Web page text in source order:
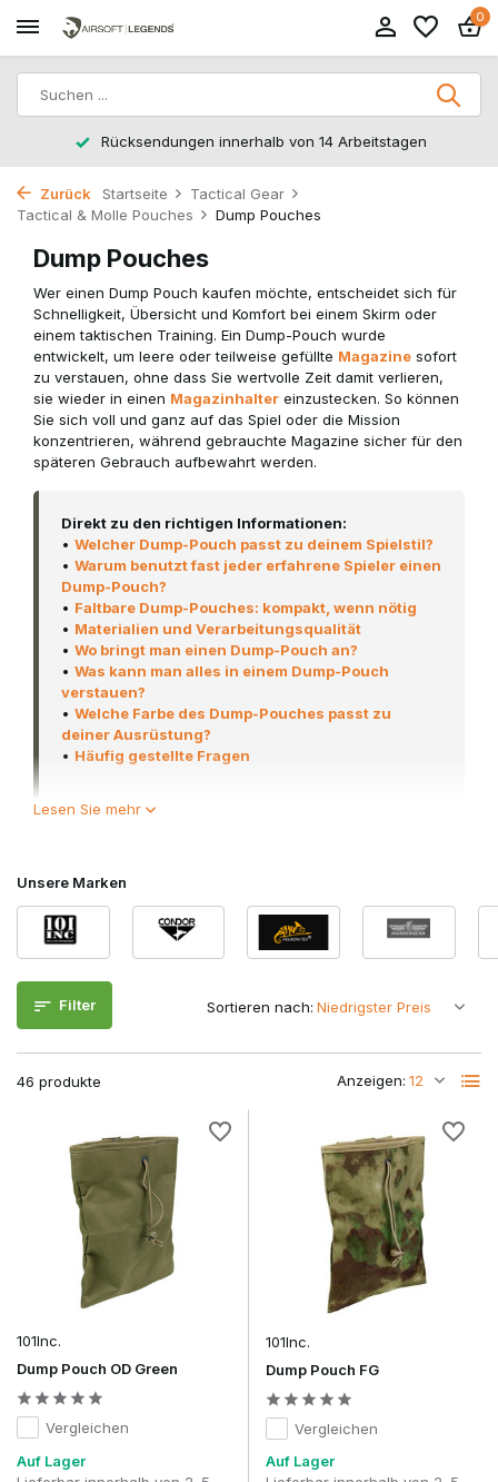
0
Rücksendungen innerhalb von 14 Arbeitstagen
Zurück Startseite
Tactical Gear
Tactical & Molle Pouches
Dump Pouches
Dump Pouches
Wer einen Dump Pouch kaufen möchte, entscheidet sich für
Schnelligkeit, Übersicht und Komfort bei einem Skirm oder
einem taktischen Training. Ein Dump-Pouch wurde
entwickelt, um leere oder teilweise gefüllte Magazine sofort
zu verstauen, ohne dass Sie wertvolle Zeit damit verlieren,
sie wieder in einen Magazinhalter einzustecken. So können
Sie sich voll und ganz auf das Spiel oder die Mission
konzentrieren, während gebrauchte Magazine sicher für den
späteren Gebrauch aufbewahrt werden.
Direkt zu den richtigen Informationen:
• Welcher Dump-Pouch passt zu deinem Spielstil?
• Warum benutzt fast jeder erfahrene Spieler einen
Dump-Pouch?
• Faltbare Dump-Pouches: kompakt, wenn nötig
• Materialien und Verarbeitungsqualität
• Wo bringt man einen Dump-Pouch an?
• Was kann man alles in einem Dump-Pouch
verstauen?
• Welche Farbe des Dump-Pouches passt zu
deiner Ausrüstung?
• Häufig gestellte Fragen
nur für leere Magazine, sondern auch für andere
Ausrüstungsgegenstände, die man vorübergehend schnell
verstauen möchte. Dazu gehören beispielsweise
Speedloader
Handschuhe
, eine leere BB-Flasche oder
nicht in einer festen Tasche verstauen möchte. Dank der
modularen MOLLE-Befestigung lässt sich ein Dump-Pouch
ganz einfach an einem
oder einemChest Rigbefestigen.
Welcher Dump-Pouch passt zu deinem
Typ: Dump-Beutel Beste Anwendung
Kompakter
Abwurfbeutel
CQB, Speedsoft und leichte
Ausrüstungskombinationen
Faltbarer Dump
Allround-Airsoft, Outdoor und Milsim
Großer Dump
Pouch
Lange Schüsse, Milsim und hohe
Magazinkapazität
erfüllt, unterscheiden sich die Abmessungen und das
Lesen Sie mehr
Unsere Marken
Filter
46 produkte Anzeigen:
Sortieren nach:
101Inc.
Dump Pouch OD Green
Vergleichen
Auf Lager
101Inc.
Dump Pouch FG
Vergleichen
Auf Lager